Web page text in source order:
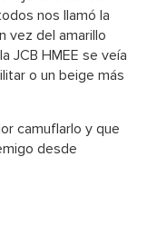
nos llamó la
vez del amarillo
JCB HMEE se veía
o un beige más
camuflarlo y que
desde